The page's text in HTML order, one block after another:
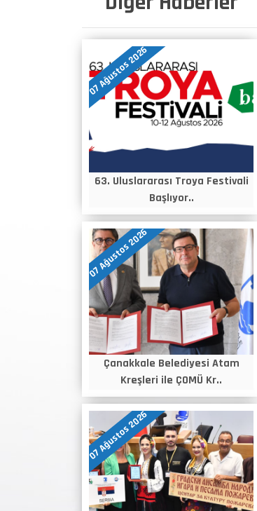
07 Ağustos 2026
63. Uluslararası Troya Festivali
Başlıyor..
07 Ağustos 2026
Çanakkale Belediyesi Atam
Kreşleri ile ÇOMÜ Kr..
07 Ağustos 2026
Duyurular